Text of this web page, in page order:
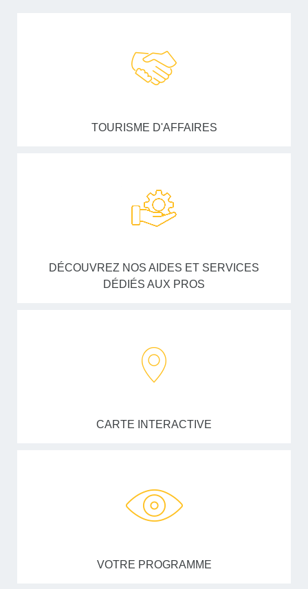
TOURISME D'AFFAIRES
DÉCOUVREZ NOS AIDES ET SERVICES
DÉDIÉS AUX PROS
CARTE INTERACTIVE
VOTRE PROGRAMME